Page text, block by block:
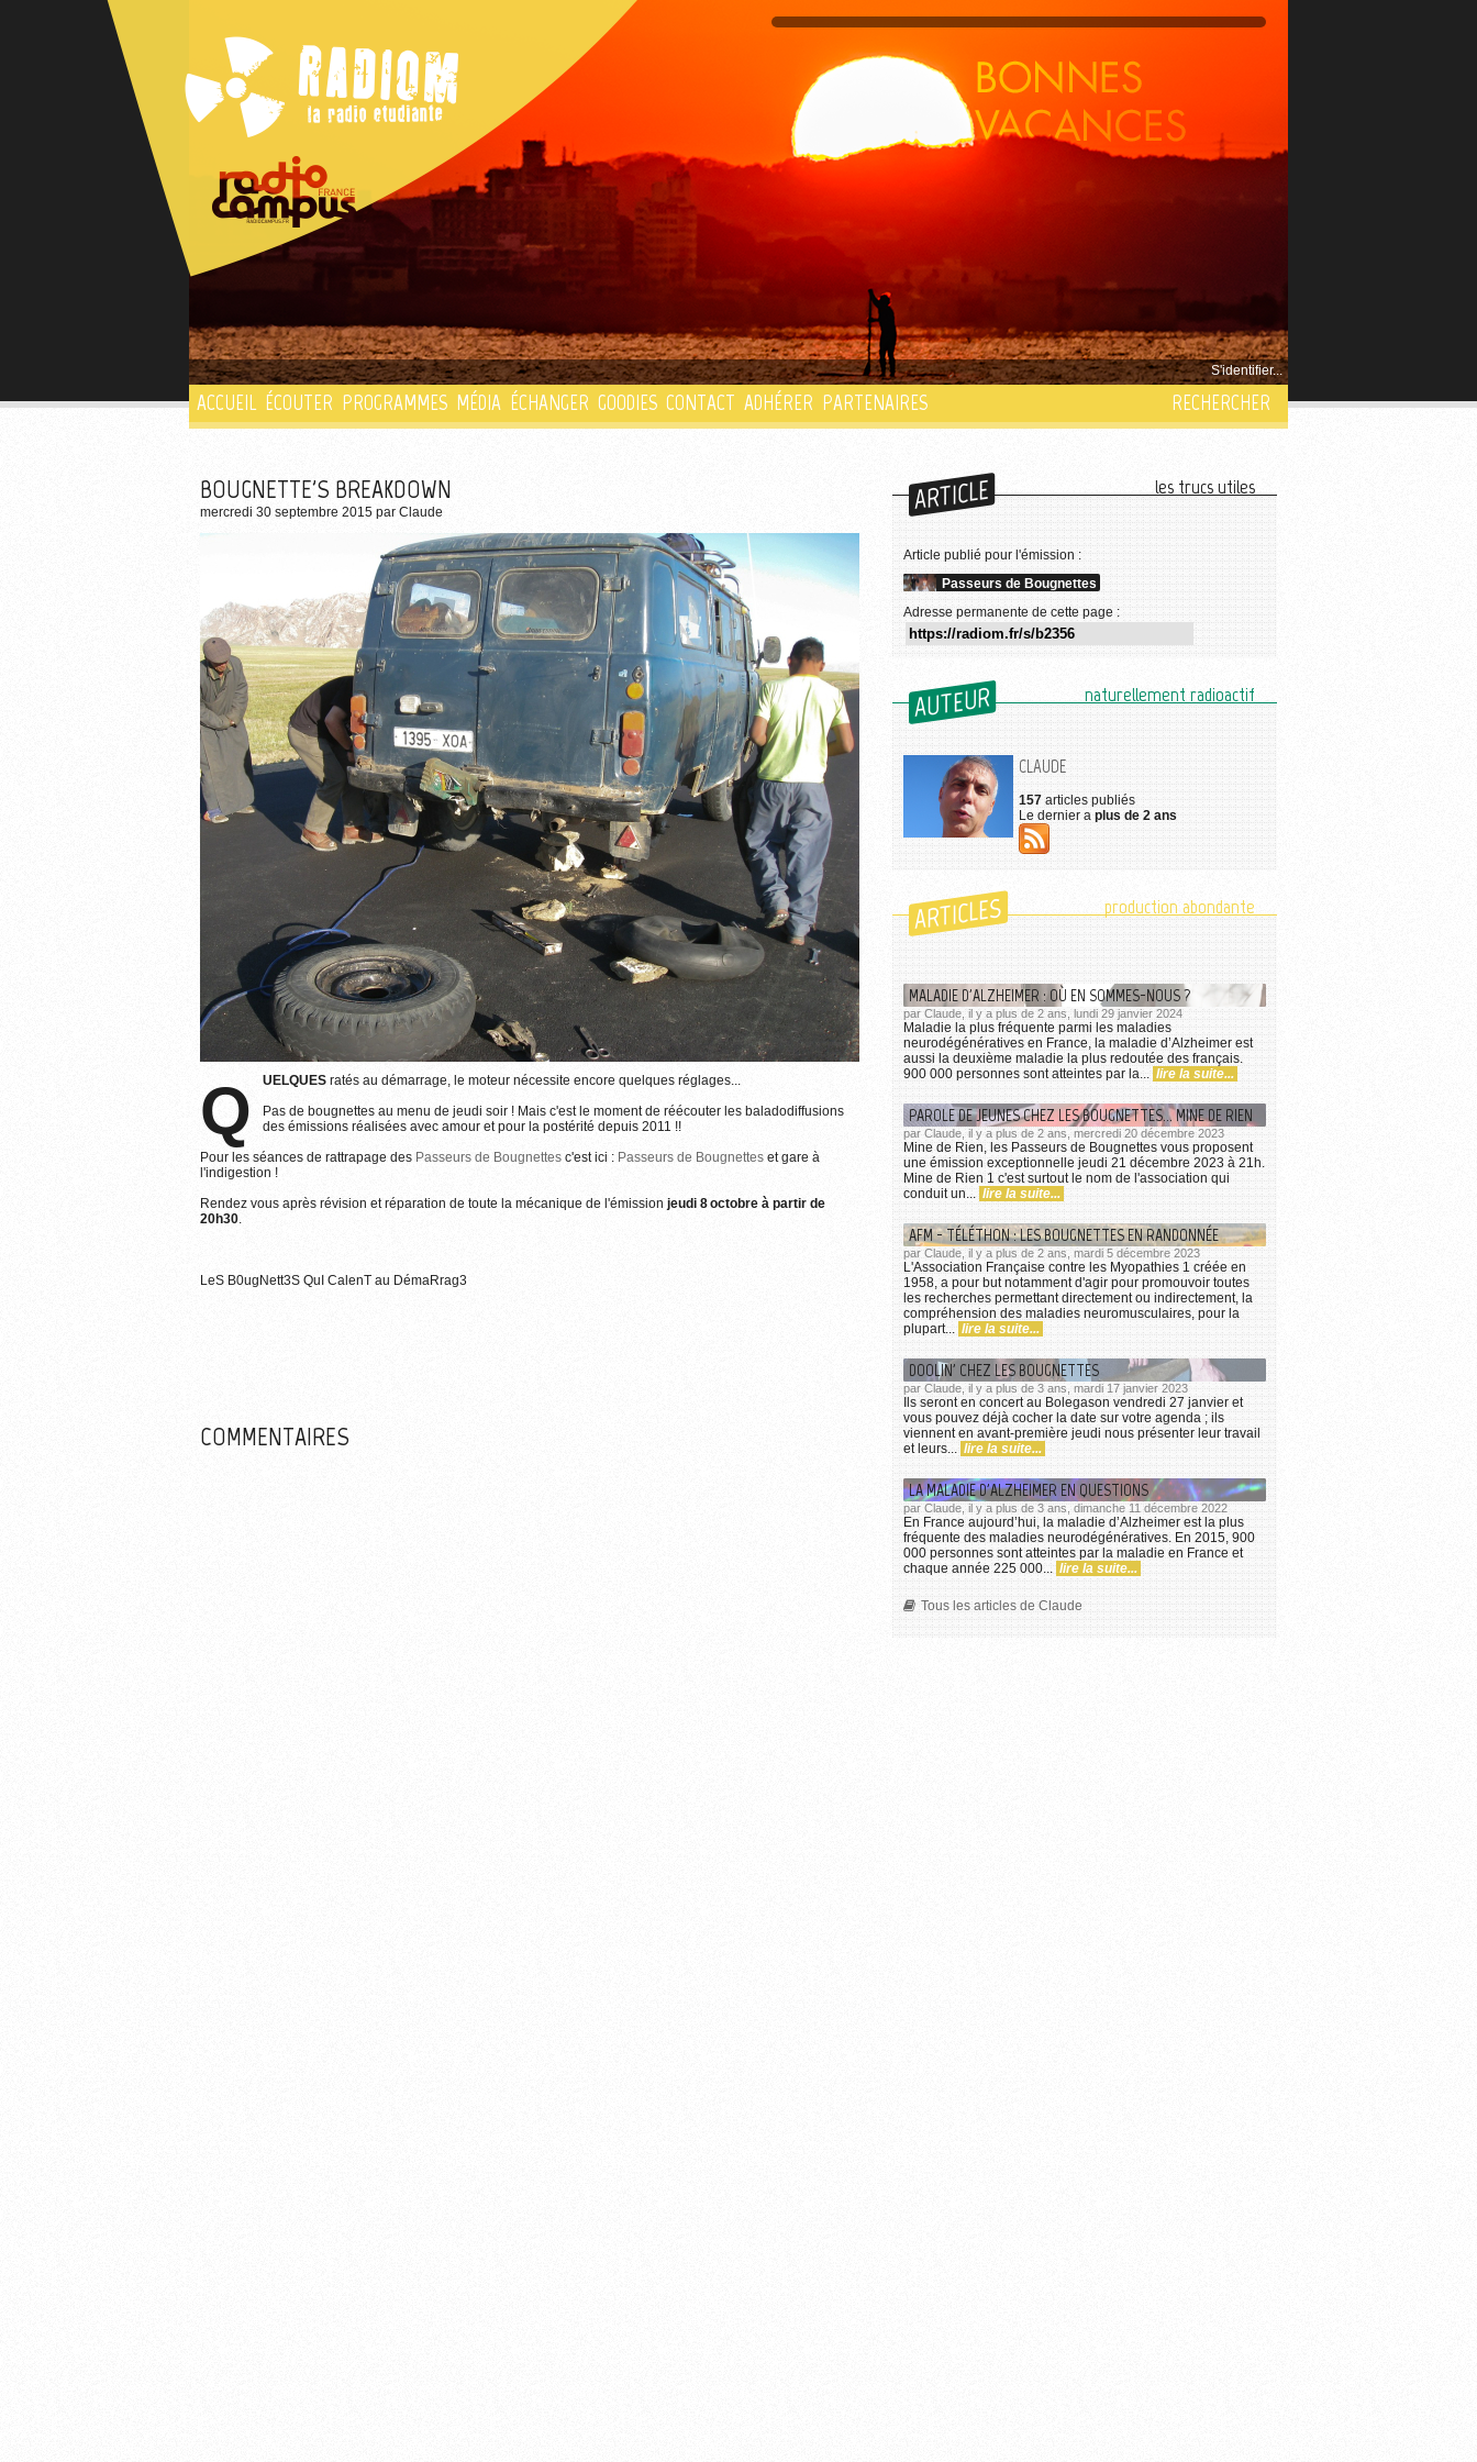
S'identifier...
ACCUEIL ÉCOUTER PROGRAMMES MÉDIA ÉCHANGER GOODIES CONTACT ADHÉRER PARTENAIRES RECHERCHER
BOUGNETTE'S BREAKDOWN
mercredi 30 septembre 2015 par Claude
Plus d'informations sur l'utilisation des images...
QUELQUES ratés au démarrage, le moteur nécessite encore quelques réglages...
Pas de bougnettes au menu de jeudi soir ! Mais c'est le moment de réécouter les baladodiffusions
des émissions réalisées avec amour et pour la postérité depuis 2011 !!
Pour les séances de rattrapage des Passeurs de Bougnettes c'est ici : Passeurs de Bougnettes et gare à
l'indigestion !
Rendez vous après révision et réparation de toute la mécanique de l'émission jeudi 8 octobre à partir de
20h30.
LeS B0ugNett3S QuI CalenT au DémaRrag3
COMMENTAIRES
ARTICLE les trucs utiles
Article publié pour l'émission :
Passeurs de Bougnettes
Adresse permanente de cette page :
AUTEUR naturellement radioactif
CLAUDE
157 articles publiés
Le dernier a plus de 2 ans
ARTICLES production abondante
MALADIE D'ALZHEIMER : OÙ EN SOMMES-NOUS ?
par Claude, il y a plus de 2 ans, lundi 29 janvier 2024
Maladie la plus fréquente parmi les maladies
neurodégénératives en France, la maladie d’Alzheimer est
aussi la deuxième maladie la plus redoutée des français.
900 000 personnes sont atteintes par la... lire la suite...
PAROLE DE JEUNES CHEZ LES BOUGNETTES... MINE DE RIEN
par Claude, il y a plus de 2 ans, mercredi 20 décembre 2023
Mine de Rien, les Passeurs de Bougnettes vous proposent
une émission exceptionnelle jeudi 21 décembre 2023 à 21h.
Mine de Rien 1 c'est surtout le nom de l'association qui
conduit un... lire la suite...
AFM - TÉLÉTHON : LES BOUGNETTES EN RANDONNÉE
par Claude, il y a plus de 2 ans, mardi 5 décembre 2023
L'Association Française contre les Myopathies 1 créée en
1958, a pour but notamment d'agir pour promouvoir toutes
les recherches permettant directement ou indirectement, la
compréhension des maladies neuromusculaires, pour la
plupart... lire la suite...
DOOLIN' CHEZ LES BOUGNETTES
par Claude, il y a plus de 3 ans, mardi 17 janvier 2023
Ils seront en concert au Bolegason vendredi 27 janvier et
vous pouvez déjà cocher la date sur votre agenda ; ils
viennent en avant-première jeudi nous présenter leur travail
et leurs... lire la suite...
LA MALADIE D'ALZHEIMER EN QUESTIONS
par Claude, il y a plus de 3 ans, dimanche 11 décembre 2022
En France aujourd’hui, la maladie d’Alzheimer est la plus
fréquente des maladies neurodégénératives. En 2015, 900
000 personnes sont atteintes par la maladie en France et
chaque année 225 000... lire la suite...
Tous les articles de Claude